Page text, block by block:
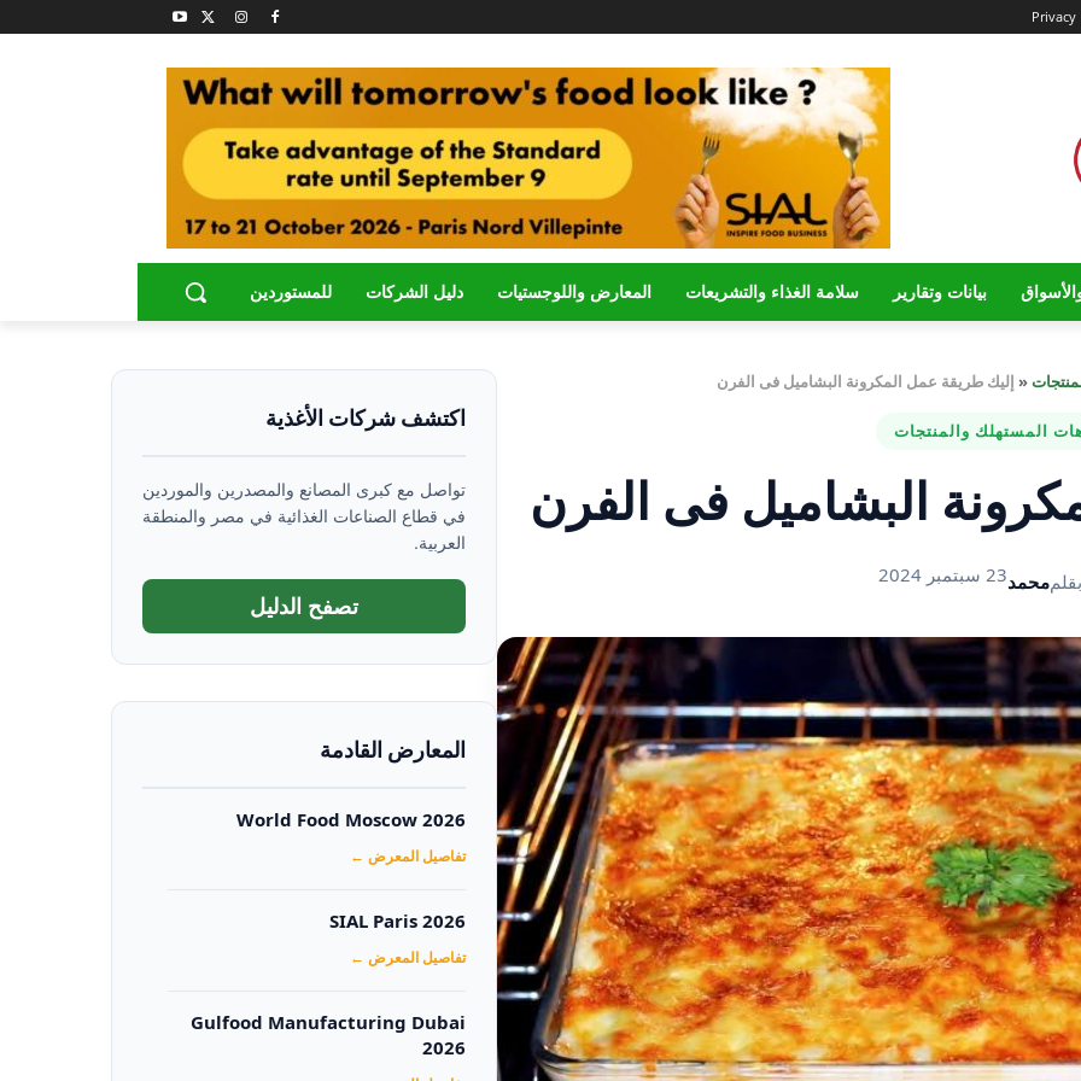
Privacy
بيانات وتقارير سلامة الغذاء والتشريعات المعارض واللوجستيات دليل الشركات للمستوردين
« إليك طريقة عمل المكرونة البشاميل فى الفرن
المستهلك والمنتجات
البشاميل فى الفرن
بقلممحمد23 سبتمبر 2024
اكتشف شركات الأغذية
تواصل مع كبرى المصانع والمصدرين والموردين
في قطاع الصناعات الغذائية في مصر والمنطقة
العربية.
تصفح الدليل
المعارض القادمة
World Food Moscow 2026
تفاصيل المعرض ←
SIAL Paris 2026
تفاصيل المعرض ←
Gulfood Manufacturing Dubai
2026‏